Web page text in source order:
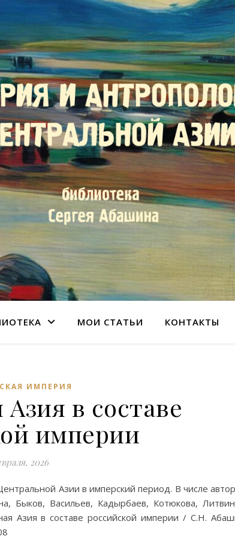
МОИ СТАТЬИ КОНТАКТЫ
ИМПЕРИЯ
в составе
империи
2026
Азии в имперский период. В числе
Быков, Васильев, Кадырбаев, Котюкова,
Азия в составе российской империи / С.Н.